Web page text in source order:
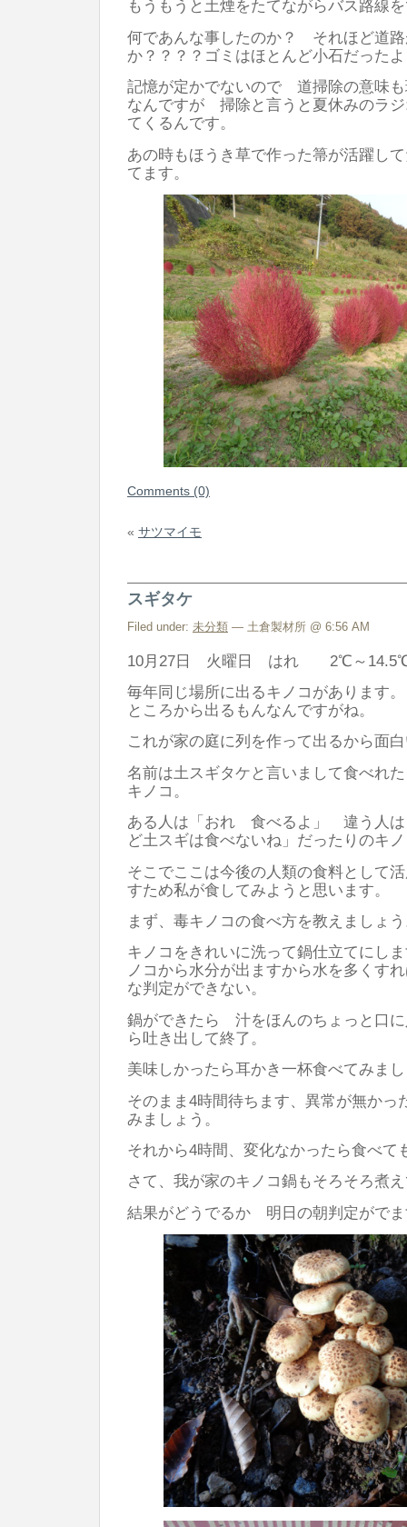
もうもうと土煙をたてながらバス路線
何であんな事したのか？ それほど道
か？？？？ゴミはほとんど小石だった
記憶が定かでないので 道掃除の意味
なんですが 掃除と言うと夏休みのラ
てくるんです。
あの時もほうき草で作った箒が活躍し
てます。
Comments (0)
« サツマイモ
スギタケ
Filed under: 未分類 — 土倉製材所 @ 6:56 AM
10月27日 火曜日 はれ 2℃～
毎年同じ場所に出るキノコがあります
ところから出るもんなんですがね。
これが家の庭に列を作って出るから面
名前は土スギタケと言いまして食べれ
キノコ。
ある人は「おれ 食べるよ」 違う人は
ど土スギは食べないね」だったりのキ
そこでここは今後の人類の食料として
すため私が食してみようと思います。
まず、毒キノコの食べ方を教えましょ
キノコをきれいに洗って鍋仕立てに
ノコから水分が出ますから水を多くす
な判定ができない。
鍋ができたら 汁をほんのちょっと口
ら吐き出して終了。
美味しかったら耳かき一杯食べてみま
そのまま4時間待ちます、異常が無かっ
みましょう。
それから4時間、変化なかったら食べて
さて、我が家のキノコ鍋もそろそろ煮
結果がどうでるか 明日の朝判定がで